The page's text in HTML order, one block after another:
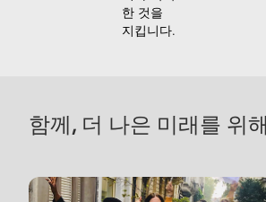
한 것을
지킵니다.
함께, 더 나은 미래를 위해